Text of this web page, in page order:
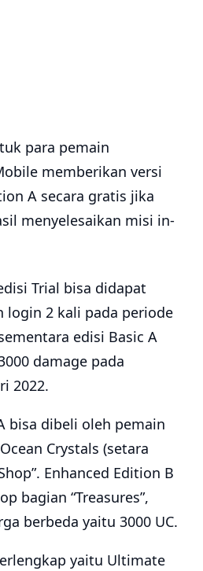
para pemain
memberikan versi
A secara gratis jika
menyelesaikan misi in-
Trial bisa didapat
login 2 kali pada periode
edisi Basic A
damage pada
2022.
bisa dibeli oleh pemain
Crystals (setara
Enhanced Edition B
bagian “Treasures”,
berbeda yaitu 3000 UC.
yaitu Ultimate